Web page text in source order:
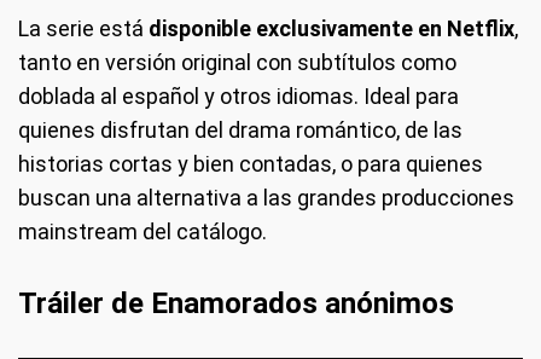
La serie está disponible exclusivamente en Netflix,
tanto en versión original con subtítulos como
doblada al español y otros idiomas. Ideal para
quienes disfrutan del drama romántico, de las
historias cortas y bien contadas, o para quienes
buscan una alternativa a las grandes producciones
mainstream del catálogo.
Tráiler de Enamorados anónimos